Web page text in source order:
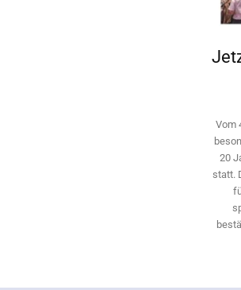
Vom
20
statt.